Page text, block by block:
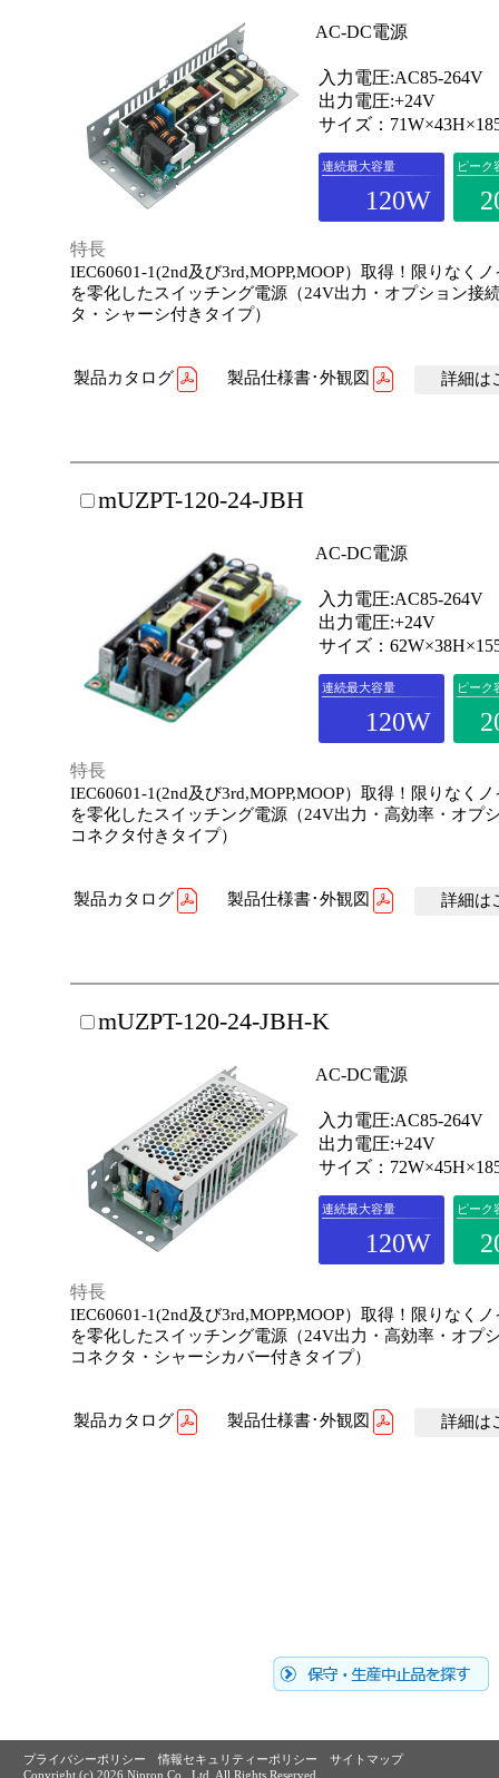
AC-DC電源
入力電圧:AC85-264V
出力電圧:+24V
サイズ：
連続最大容量
120W
ピーク
特長
IEC60601-1(2nd及び3rd,MOPP,MOOP）取得！限りなく
を零化したスイッチング電源（24V出力・オプション接
タ・シャーシ付きタイプ）
製品カタログ 製品仕様書･外観図 詳細は
mUZPT-120-24-JBH
AC-DC電源
入力電圧:AC85-264V
出力電圧:+24V
サイズ：
連続最大容量
120W
ピーク
特長
IEC60601-1(2nd及び3rd,MOPP,MOOP）取得！限りなく
を零化したスイッチング電源（24V出力・高効率・オプ
コネクタ付きタイプ）
製品カタログ 製品仕様書･外観図 詳細は
mUZPT-120-24-JBH-K
AC-DC電源
入力電圧:AC85-264V
出力電圧:+24V
サイズ：
連続最大容量
120W
ピーク
特長
IEC60601-1(2nd及び3rd,MOPP,MOOP）取得！限りなく
を零化したスイッチング電源（24V出力・高効率・オプ
コネクタ・シャーシカバー付きタイプ）
製品カタログ 製品仕様書･外観図 詳細は
プライバシーポリシー 情報セキュリティーポリシー
サイトマップ
Copyright (c) 2026 Nipron Co., Ltd. All Rights Reserved.